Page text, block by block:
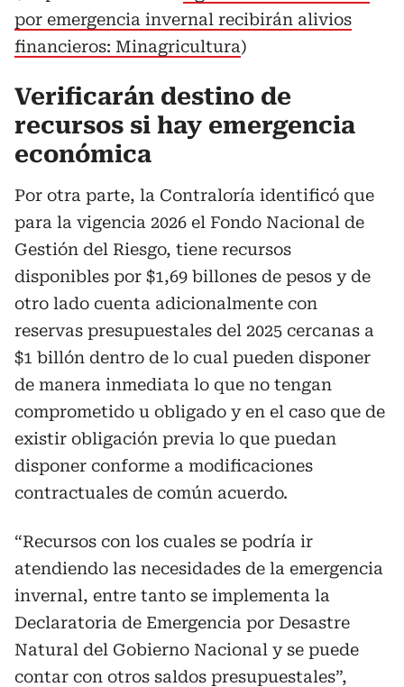
por emergencia invernal recibirán alivios
financieros: Minagricultura)
Verificarán destino de
recursos si hay emergencia
económica
Por otra parte, la Contraloría identificó que
para la vigencia 2026 el Fondo Nacional de
Gestión del Riesgo, tiene recursos
disponibles por $1,69 billones de pesos y de
otro lado cuenta adicionalmente con
reservas presupuestales del 2025 cercanas a
$1 billón dentro de lo cual pueden disponer
de manera inmediata lo que no tengan
comprometido u obligado y en el caso que de
existir obligación previa lo que puedan
disponer conforme a modificaciones
contractuales de común acuerdo.
“Recursos con los cuales se podría ir
atendiendo las necesidades de la emergencia
invernal, entre tanto se implementa la
Declaratoria de Emergencia por Desastre
Natural del Gobierno Nacional y se puede
contar con otros saldos presupuestales”,